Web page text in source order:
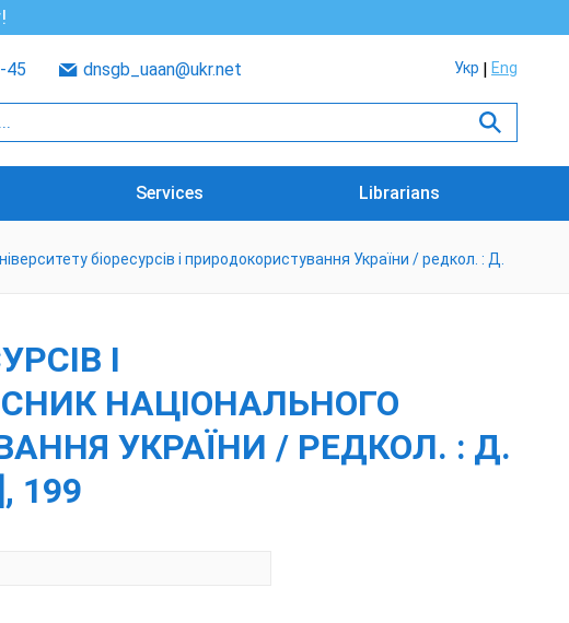
45 dnsgb_uaan@ukr.net Укр Eng
Services Librarians
біоресурсів і природокористування України / редкол. : Д.
І
НАЦІОНАЛЬНОГО
УКРАЇНИ / РЕДКОЛ. : Д.
199